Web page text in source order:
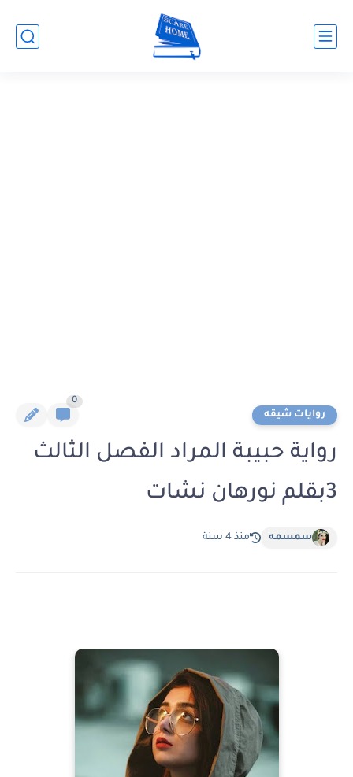
روايات شيقه
0
رواية حبيبة المراد الفصل الثالث
3بقلم نورهان نشات
سمسمه منذ 4 سنة